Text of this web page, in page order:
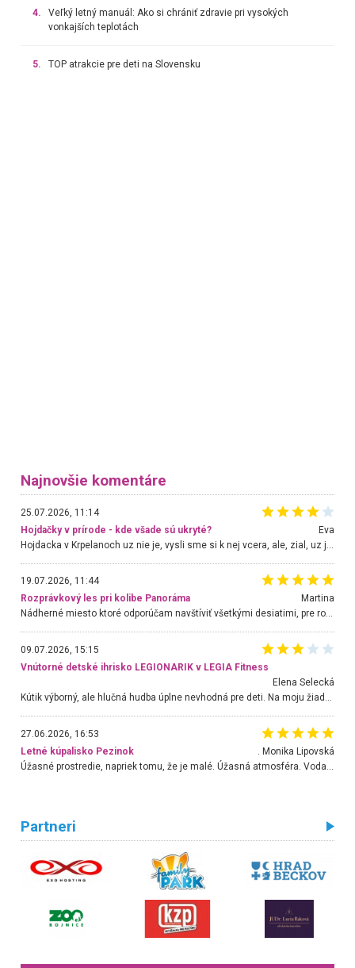
4.
Veľký letný manuál: Ako si chrániť zdravie pri vysokých
vonkajších teplotách
5. TOP atrakcie pre deti na Slovensku
Najnovšie komentáre
25.07.2026, 11:14
Hojdačky v prírode - kde všade sú ukryté?
Eva
19.07.2026, 11:44
Rozprávkový les pri kolibe Panoráma
Martina
Nádherné miesto ktoré odporúčam navštíviť všetkými desiatimi, pre rodiny s deťmi, dôchodcom... Proste a jednoducho ozaj rozprávkový les.. určite ešte prídeme. Odniesli sme si na pamiatku krásne tričká,
09.07.2026, 15:15
Vnútorné detské ihrisko LEGIONARIK v LEGIA Fitness
Elena Selecká
Kútik výborný, ale hlučná hudba úplne nevhodná pre deti. Na moju žiadosť o aspoň sušenie nereagovali.
27.06.2026, 16:53
Letné kúpalisko Pezinok
. Monika Lipovská
Úžasné prostredie, napriek tomu, že je malé. Úžasná atmosféra. Voda fantastická a nádherná. Ľudí je pomerne veľa, ale su mili a ohľaduplní. Je veľmi zaujímavé sledovať, ako dokážu spolu športovať cudzí ľudia a bez ohľadu na vek. Vládne tu pohoda. Vnuka neviem dostať z vody. Ďakujem za krásny deň . Urcite sa sem vrátim. Jediný problém je s parkovaním, ale aj ten sa mi podarilo vyriešiť. Monika Bratislava
Partneri